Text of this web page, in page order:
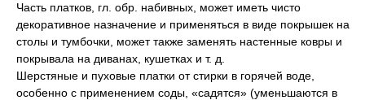
Часть платков, гл. обр. набивных, может иметь чисто
декоративное назначение и применяться в виде покрышек на
столы и тумбочки, может также заменять настенные ковры и
покрывала на диванах, кушетках и т. д.
Шерстяные и пуховые платки от стирки в горячей воде,
особенно с применением соды, «садятся» (уменьшаются в